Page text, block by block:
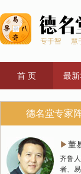
首 页 最
德名堂专家
▶董
齐鲁
者、